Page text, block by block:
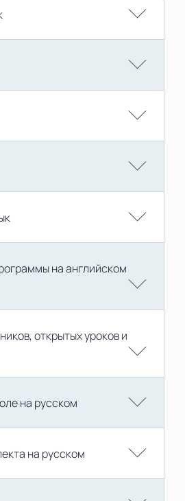
школе на русском Чтение и
школе на русском
уровень
на английском
открытых уроков и
на русском
школе на русском
на русском